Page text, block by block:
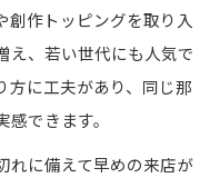
創作トッピングを取り入
え、若い世代にも人気で
方に工夫があり、同じ那
できます。
れに備えて早めの来店が